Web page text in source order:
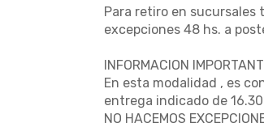
Para retiro en sucursales
excepciones 48 hs. a
INFORMACION
En esta modalidad , es
entrega indicado de
NO HACEMOS